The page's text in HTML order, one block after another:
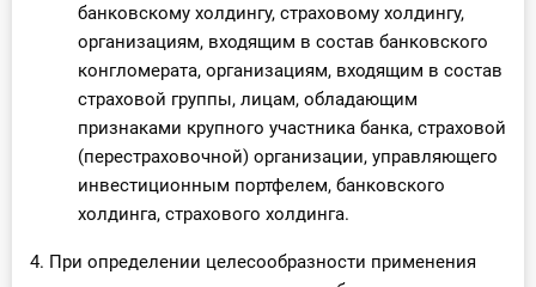
банковскому холдингу, страховому холдингу,
организациям, входящим в состав банковского
конгломерата, организациям, входящим в состав
страховой группы, лицам, обладающим
признаками крупного участника банка, страховой
(перестраховочной) организации, управляющего
инвестиционным портфелем, банковского
холдинга, страхового холдинга.
4. При определении целесообразности применения